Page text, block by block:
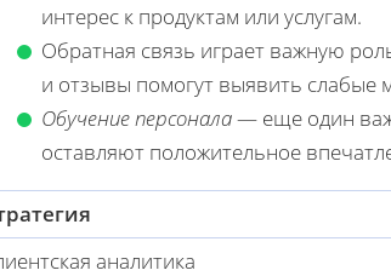
интерес к продуктам или услугам.
Обратная связь играет важную
и отзывы помогут выявить слабые
Обучение персонала— еще один
оставляют положительное
аналитика